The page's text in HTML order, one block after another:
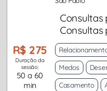
Consultas
Consultas
R$ 275
Duração da
sessão:
50 a 60
min
Medos
Casamento